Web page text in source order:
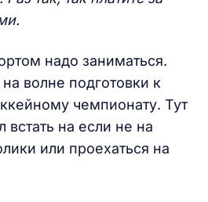
надо заниматься.
волне подготовки к
чемпионату. Тут
на если не на
или проехаться на